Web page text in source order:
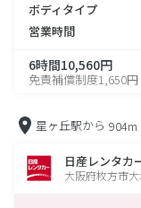
ボディタイプ
営業時間
6時間10,560円
免責補償制度1,650円
星ヶ丘駅から 904m
日産レンタカ
大阪府枚方市